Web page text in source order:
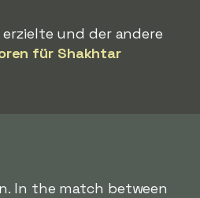
und der andere
für Shakhtar
In the match between